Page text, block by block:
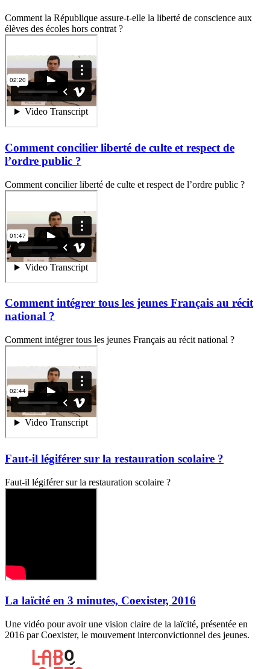
Comment la République assure-t-elle la liberté de conscience aux
élèves des écoles hors contrat ?
Comment concilier liberté de culte et respect de
l’ordre public ?
Comment concilier liberté de culte et respect de l’ordre public ?
Comment intégrer tous les jeunes Français au récit
national ?
Comment intégrer tous les jeunes Français au récit national ?
Faut-il légiférer sur la restauration scolaire ?
Faut-il légiférer sur la restauration scolaire ?
La laïcité en 3 minutes, Coexister, 2016
Une vidéo pour avoir une vision claire de la laïcité, présentée en
2016 par Coexister, le mouvement interconvictionnel des jeunes.